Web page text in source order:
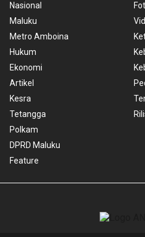
Nasional
Maluku
Metro Amboina
Hukum
Ekonomi
Artikel
Kesra
Tetangga
Polkam
DPRD Maluku
Feature